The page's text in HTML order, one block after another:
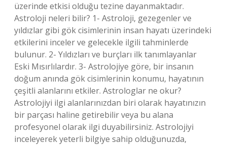
üzerinde etkisi olduğu tezine dayanmaktadır.
Astroloji neleri bilir? 1- Astroloji, gezegenler ve
yıldızlar gibi gök cisimlerinin insan hayatı üzerindeki
etkilerini inceler ve gelecekle ilgili tahminlerde
bulunur. 2- Yıldızları ve burçları ilk tanımlayanlar
Eski Mısırlılardır. 3- Astrolojiye göre, bir insanın
doğum anında gök cisimlerinin konumu, hayatının
çeşitli alanlarını etkiler. Astrologlar ne okur?
Astrolojiyi ilgi alanlarınızdan biri olarak hayatınızın
bir parçası haline getirebilir veya bu alana
profesyonel olarak ilgi duyabilirsiniz. Astrolojiyi
inceleyerek yeterli bilgiye sahip olduğunuzda,